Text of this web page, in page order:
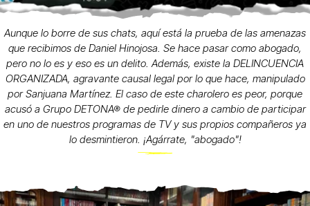
Aunque lo borre de sus chats, aquí está la prueba de las amenazas
que recibimos de Daniel Hinojosa. Se hace pasar como abogado,
pero no lo es y eso es un delito. Además, existe la DELINCUENCIA
ORGANIZADA, agravante causal legal por lo que hace, manipulado
por Sanjuana Martínez. El caso de este charolero es peor, porque
acusó a Grupo DETONA® de pedirle dinero a cambio de participar
en uno de nuestros programas de TV y sus propios compañeros ya
lo desmintieron. ¡Agárrate, "abogado"!